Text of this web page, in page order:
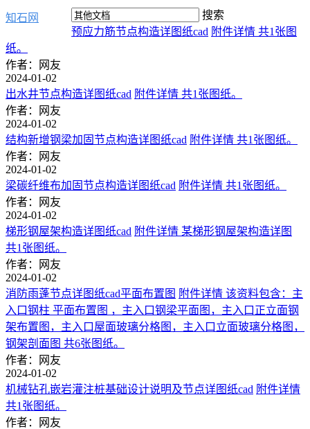
知石网
搜索
预应力筋节点构造详图纸cad 附件详情 共1张图
纸。
作者：网友
2024-01-02
出水井节点构造详图纸cad 附件详情 共1张图纸。
作者：网友
2024-01-02
结构新增钢梁加固节点构造详图纸cad 附件详情 共1张图纸。
作者：网友
2024-01-02
梁碳纤维布加固节点构造详图纸cad 附件详情 共1张图纸。
作者：网友
2024-01-02
梯形钢屋架构造详图纸cad 附件详情 某梯形钢屋架构造详图
共1张图纸。
作者：网友
2024-01-02
消防雨蓬节点详图纸cad平面布置图 附件详情 该资料包含：主
入口钢柱 平面布置图 ，主入口钢梁平面图，主入口正立面钢
架布置图，主入口屋面玻璃分格图，主入口立面玻璃分格图，
钢架剖面图 共6张图纸。
作者：网友
2024-01-02
机械钻孔嵌岩灌注桩基础设计说明及节点详图纸cad 附件详情
共1张图纸。
作者：网友